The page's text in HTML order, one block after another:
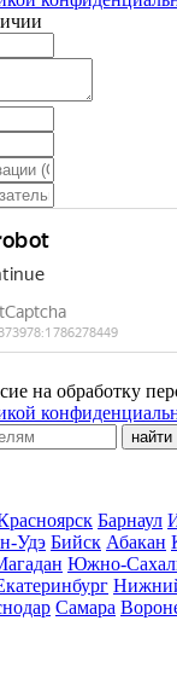
на обработку
Барнаул
Удэ Бийск Абакан
Южно-
Самара